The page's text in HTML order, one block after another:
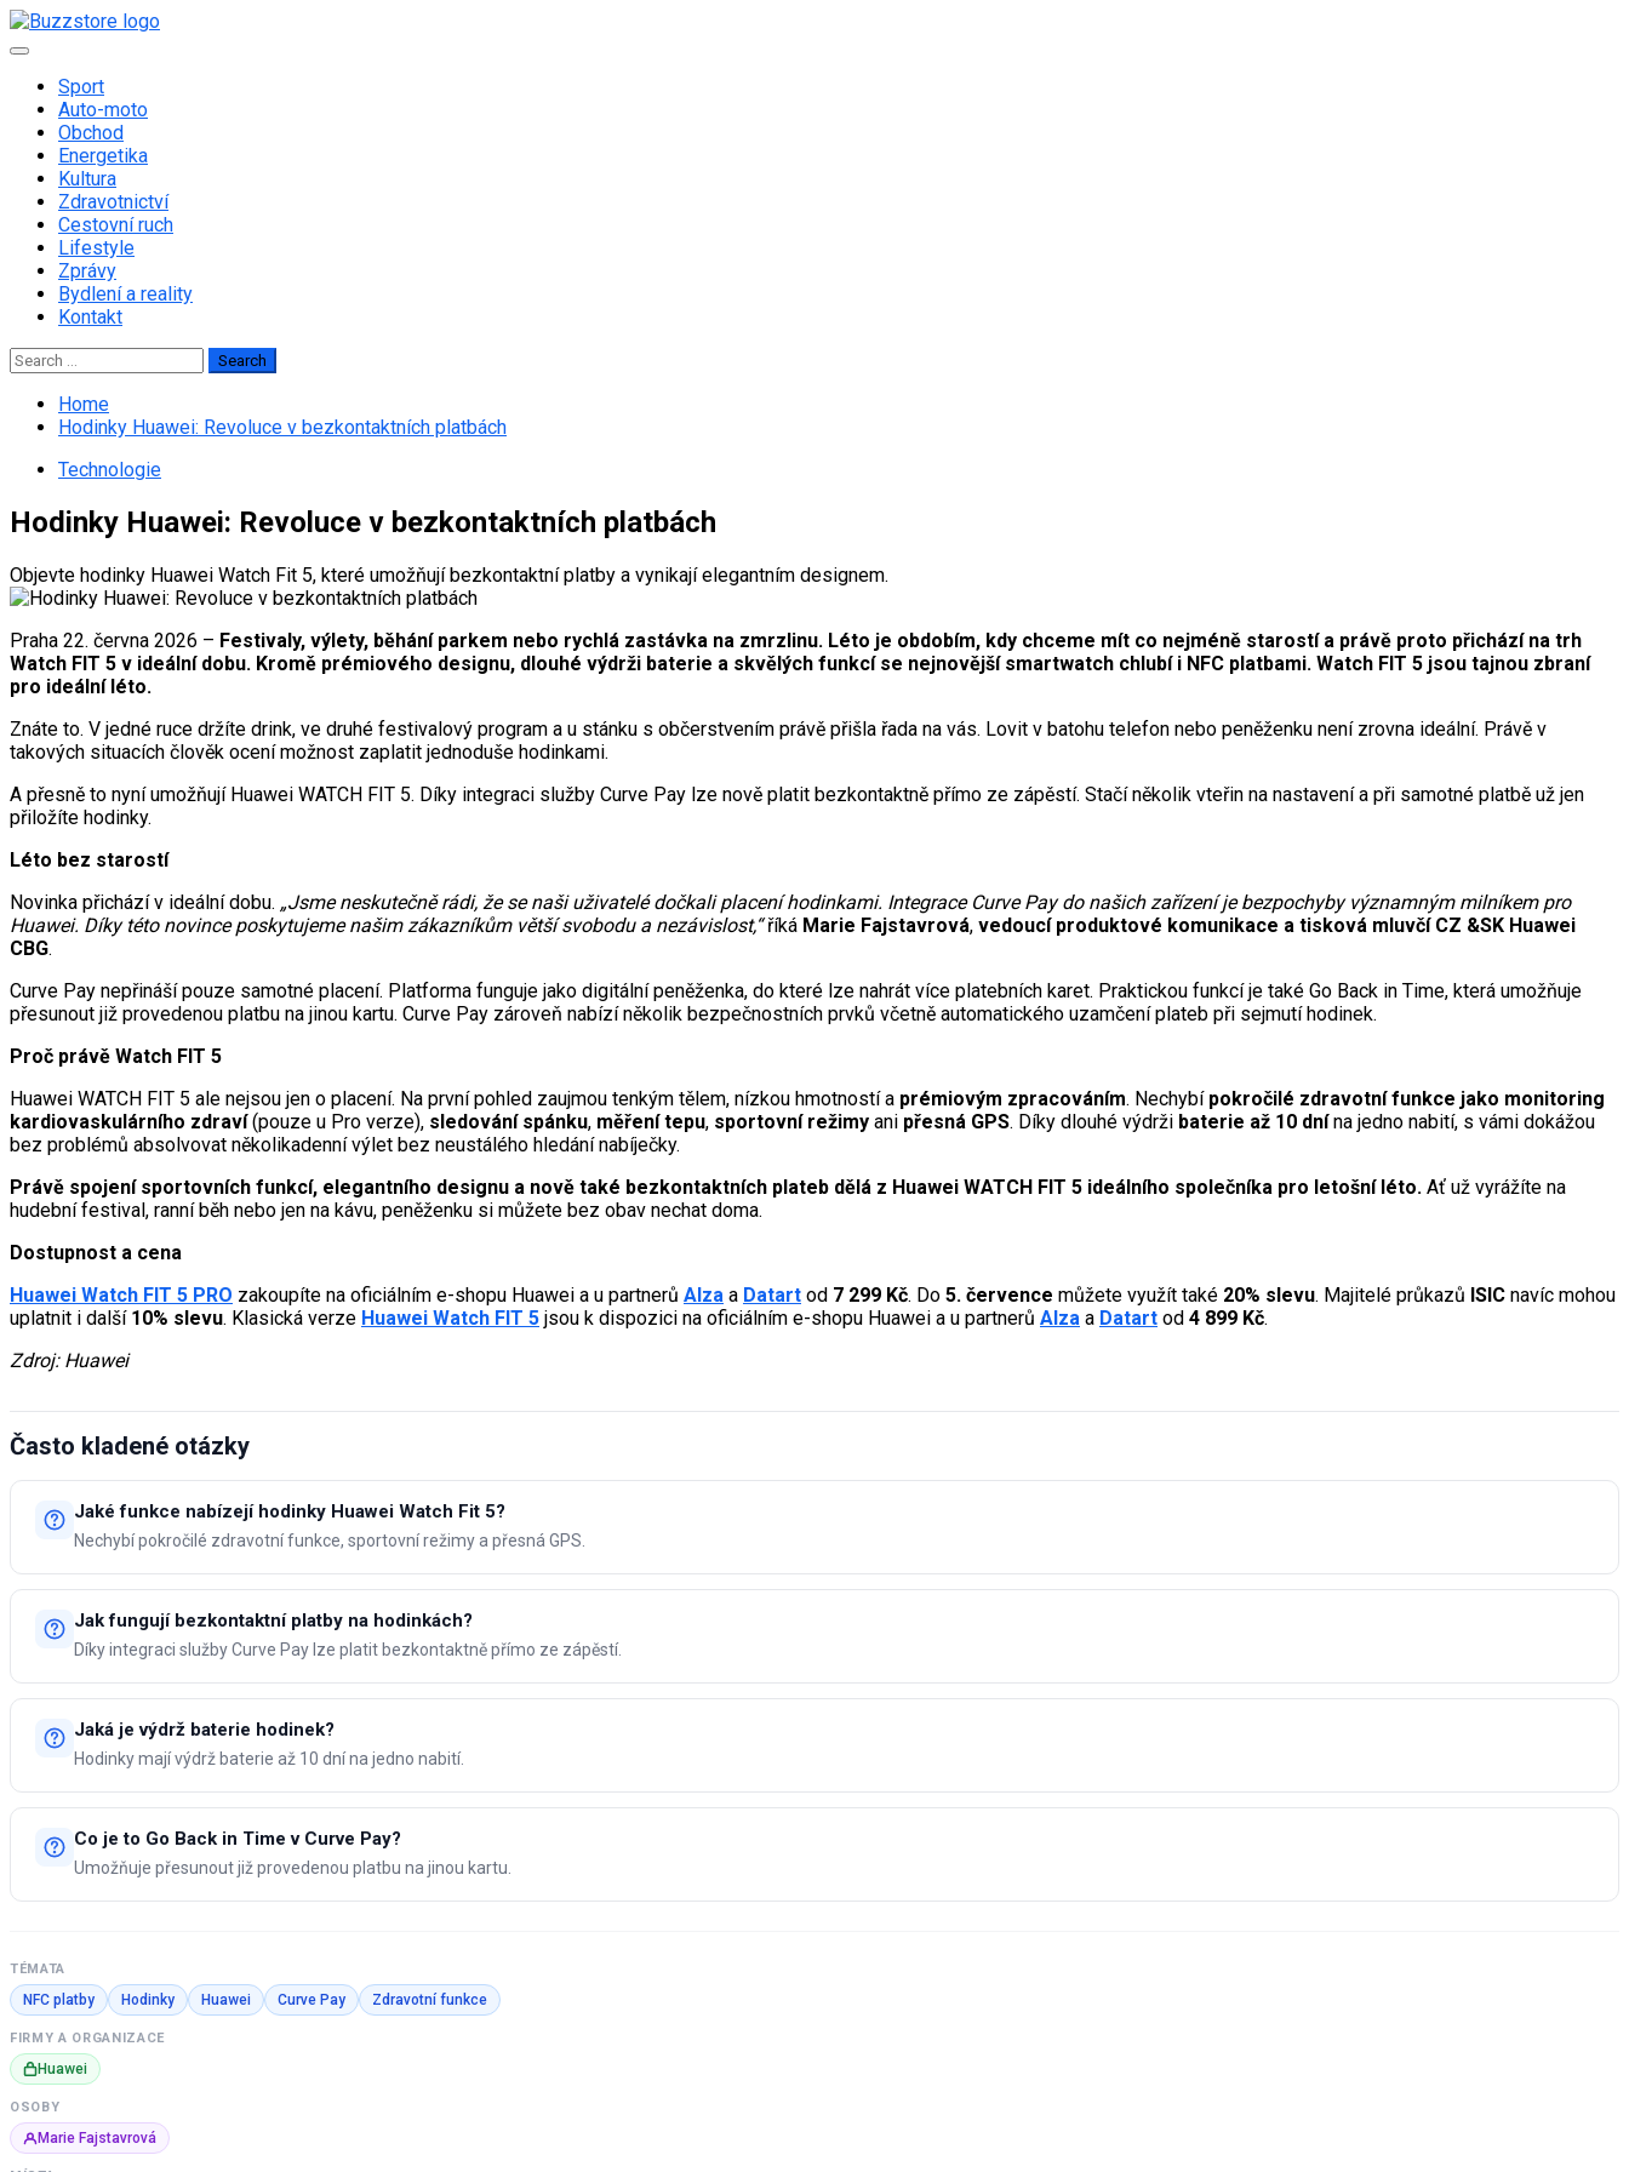
Skip
to
Primary
Sport
Auto-moto
Obchod
Energetika
Kultura
Zdravotnictví
Cestovní ruch
Lifestyle
Zprávy
Bydlení a reality
Kontakt
Search
for:
Home
Hodinky Huawei: Revoluce v bezkontaktních platbách
Technologie
Hodinky Huawei: Revoluce v bezkontaktních platbách
Objevte hodinky Huawei Watch Fit 5, které umožňují bezkontaktní platby a vynikají elegantním designem.
Praha 22. června 2026 – Festivaly, výlety, běhání parkem nebo rychlá zastávka na zmrzlinu. Léto je obdobím, kdy chceme mít co nejméně starostí a právě proto přichází na trh
Watch FIT 5 v ideální dobu. Kromě prémiového designu, dlouhé výdrži baterie a skvělých funkcí se nejnovější smartwatch chlubí i NFC platbami. Watch FIT 5 jsou tajnou zbraní
pro ideální léto.
Znáte to. V jedné ruce držíte drink, ve druhé festivalový program a u stánku s občerstvením právě přišla řada na vás. Lovit v batohu telefon nebo peněženku není zrovna ideální. Právě v
takových situacích člověk ocení možnost zaplatit jednoduše hodinkami.
A přesně to nyní umožňují Huawei WATCH FIT 5. Díky integraci služby Curve Pay lze nově platit bezkontaktně přímo ze zápěstí. Stačí několik vteřin na nastavení a při samotné platbě už jen
přiložíte hodinky.
Léto bez starostí
Novinka přichází v ideální dobu. „Jsme neskutečně rádi, že se naši uživatelé dočkali placení hodinkami. Integrace Curve Pay do našich zařízení je bezpochyby významným milníkem pro
Huawei. Díky této novince poskytujeme našim zákazníkům větší svobodu a nezávislost,“říká Marie Fajstavrová, vedoucí produktové komunikace a tisková mluvčí CZ &SK Huawei
CBG.
Curve Pay nepřináší pouze samotné placení. Platforma funguje jako digitální peněženka, do které lze nahrát více platebních karet. Praktickou funkcí je také Go Back in Time, která umožňuje
přesunout již provedenou platbu na jinou kartu. Curve Pay zároveň nabízí několik bezpečnostních prvků včetně automatického uzamčení plateb při sejmutí hodinek.
Proč právě Watch FIT 5
Huawei WATCH FIT 5 ale nejsou jen o placení. Na první pohled zaujmou tenkým tělem, nízkou hmotností a prémiovým zpracováním. Nechybí pokročilé zdravotní funkce jako monitoring
kardiovaskulárního zdraví(pouze u Pro verze), sledování spánku, měření tepu, sportovní režimy ani přesná GPS. Díky dlouhé výdrži baterie až 10 dnína jedno nabití, s vámi dokážou
bez problémů absolvovat několikadenní výlet bez neustálého hledání nabíječky.
Právě spojení sportovních funkcí, elegantního designu a nově také bezkontaktních plateb dělá z Huawei WATCH FIT 5 ideálního společníka pro letošní léto. Ať už vyrážíte na
hudební festival, ranní běh nebo jen na kávu, peněženku si můžete bez obav nechat doma.
Dostupnost a cena
Huawei Watch FIT 5 PRO zakoupíte na oficiálním e-shopu Huawei a u partnerů Alza a Datart od 7 299 Kč. Do 5. července můžete využít také 20% slevu. Majitelé průkazů ISIC navíc mohou
uplatnit i další 10% slevu. Klasická verze Huawei Watch FIT 5 jsou k dispozici na oficiálním e-shopu Huawei a u partnerů Alza a Datart od 4 899 Kč.
Zdroj: Huawei
Často kladené otázky
Jaké funkce nabízejí hodinky Huawei Watch Fit 5?
Nechybí pokročilé zdravotní funkce, sportovní režimy a přesná GPS.
Jak fungují bezkontaktní platby na hodinkách?
Díky integraci služby Curve Pay lze platit bezkontaktně přímo ze zápěstí.
Jaká je výdrž baterie hodinek?
Hodinky mají výdrž baterie až 10 dní na jedno nabití.
Co je to Go Back in Time v Curve Pay?
Umožňuje přesunout již provedenou platbu na jinou kartu.
TÉMATA
NFC platby Hodinky Huawei Curve Pay Zdravotní funkce
FIRMY A ORGANIZACE
Huawei
OSOBY
Marie Fajstavrová